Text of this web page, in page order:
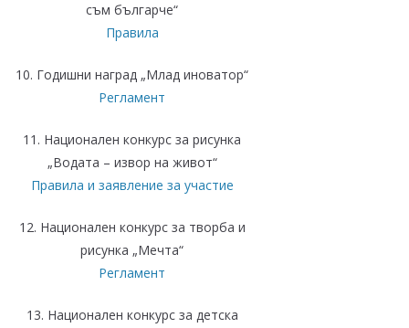
съм българче“
Правила
10. Годишни наград „Млад иноватор“
Регламент
11. Национален конкурс за рисунка
„Водата – извор на живот“
Правила и заявление за участие
12. Национален конкурс за творба и
рисунка „Мечта“
Регламент
13. Национален конкурс за детска